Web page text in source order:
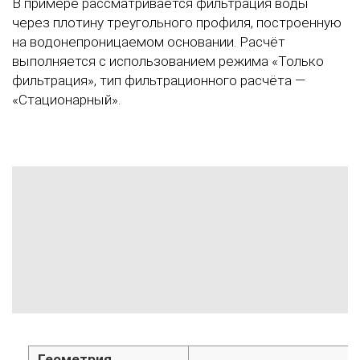
В примере рассматривается фильтрация воды
через плотину треугольного профиля, построенную
на водонепроницаемом основании. Расчёт
выполняется с использованием режима «Только
фильтрация», тип фильтрационного расчёта —
«Стационарный».